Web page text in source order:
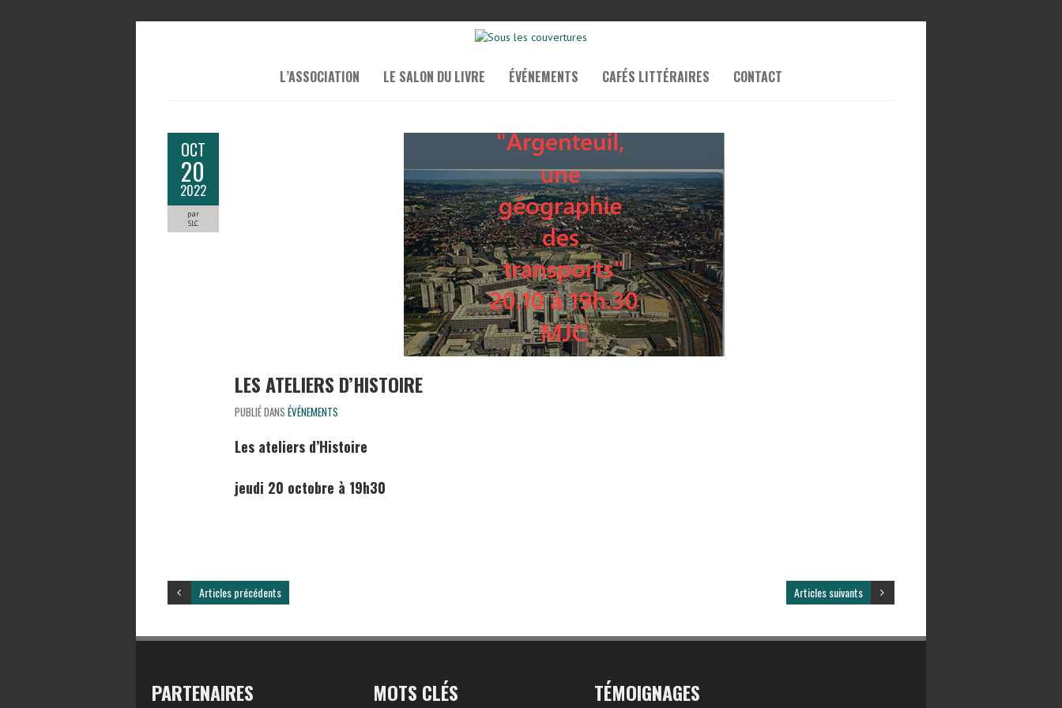
L’ASSOCIATION LE SALON DU LIVRE ÉVÉNEMENTS CAFÉS LITTÉRAIRES CONTACT
OCT
20
2022
par
SLC
LES ATELIERS D’HISTOIRE
PUBLIÉ DANS ÉVÉNEMENTS
Les ateliers d’Histoire
jeudi 20 octobre à 19h30
Articles suivants
Articles précédents
PARTENAIRES MOTS CLÉS TÉMOIGNAGES